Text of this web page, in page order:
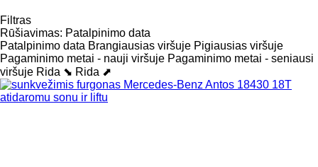
Filtras
Rūšiavimas: Patalpinimo data
Patalpinimo data Brangiausias viršuje Pigiausias viršuje
Pagaminimo metai - nauji viršuje Pagaminimo metai - seniausi
viršuje Rida ⬊ Rida ⬈